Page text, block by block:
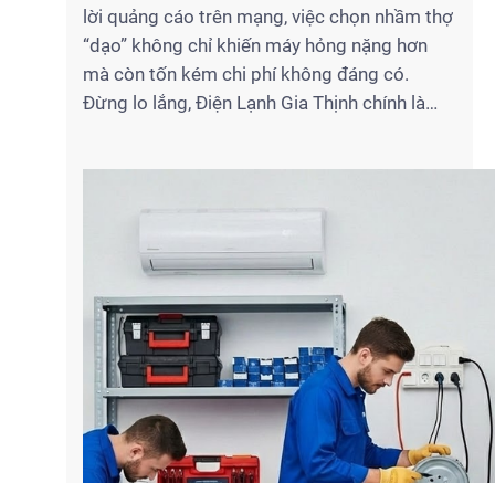
lời quảng cáo trên mạng, việc chọn nhầm thợ
“dạo” không chỉ khiến máy hỏng nặng hơn
mà còn tốn kém chi phí không đáng có.
Đừng lo lắng, Điện Lạnh Gia Thịnh chính là…